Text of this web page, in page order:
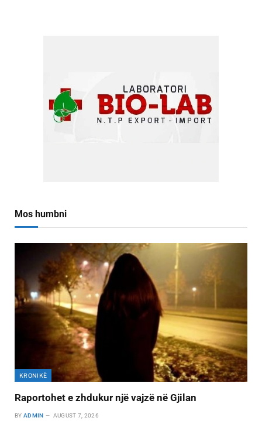
Mos humbni
KRONIKË
Raportohet e zhdukur një vajzë në Gjilan
BY ADMIN AUGUST 7, 2026